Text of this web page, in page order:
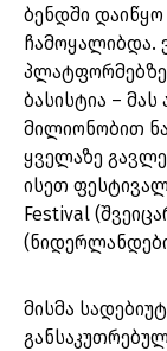
ბენდში
ჩამოყალიბდა.
ბასისტია –
მილიონობით
ყველაზე
ისეთ
Festival
მისმა